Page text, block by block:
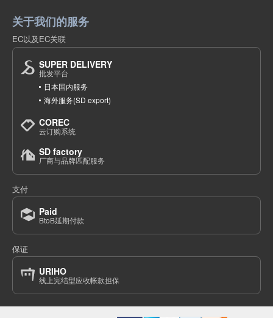
关于我们的服务
EC以及EC关联
SUPER DELIVERY
批发平台
日本国内服务
海外服务(SD export)
COREC
云订购系统
SD factory
厂商与品牌匹配服务
支付
Paid
BtoB延期付款
保证
URIHO
线上完结型应收帐款担保